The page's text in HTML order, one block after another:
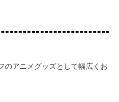
のアニメグッズとして幅広くお